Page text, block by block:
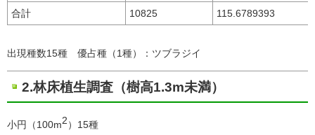
合計 10825 115.6789393
出現種数15種 優占種（1種）：ツブラジイ
2.林床植生調査（樹高1.3m未満）
小円（100m2）15種